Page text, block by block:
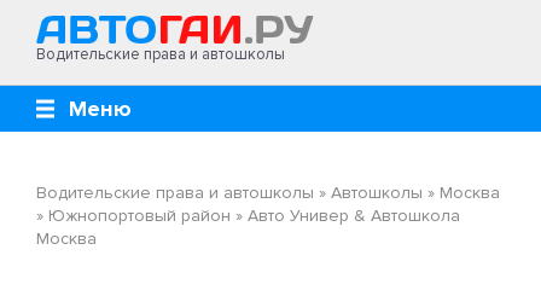
Водительские права и автошколы
Меню
Водительские права и автошколы » Автошколы » Москва
» Южнопортовый район » Авто Универ & Автошкола
Москва